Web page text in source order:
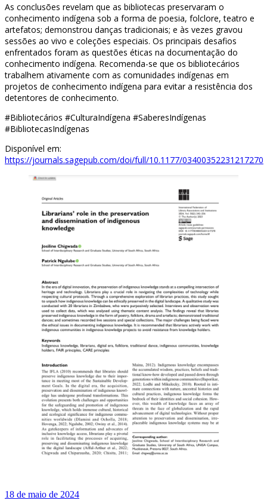
As conclusões revelam que as bibliotecas preservaram o
conhecimento indígena sob a forma de poesia, folclore, teatro e
artefatos; demonstrou danças tradicionais; e às vezes gravou
sessões ao vivo e coleções especiais. Os principais desafios
enfrentados foram as questões éticas na documentação do
conhecimento indígena. Recomenda-se que os bibliotecários
trabalhem ativamente com as comunidades indígenas em
projetos de conhecimento indígena para evitar a resistência dos
detentores de conhecimento.
#Bibliotecários #CulturaIndígena #SaberesIndígenas
#BibliotecasIndígenas
Disponível em:
https://journals.sagepub.com/doi/full/10.1177/03400352231217270
18 de maio de 2024